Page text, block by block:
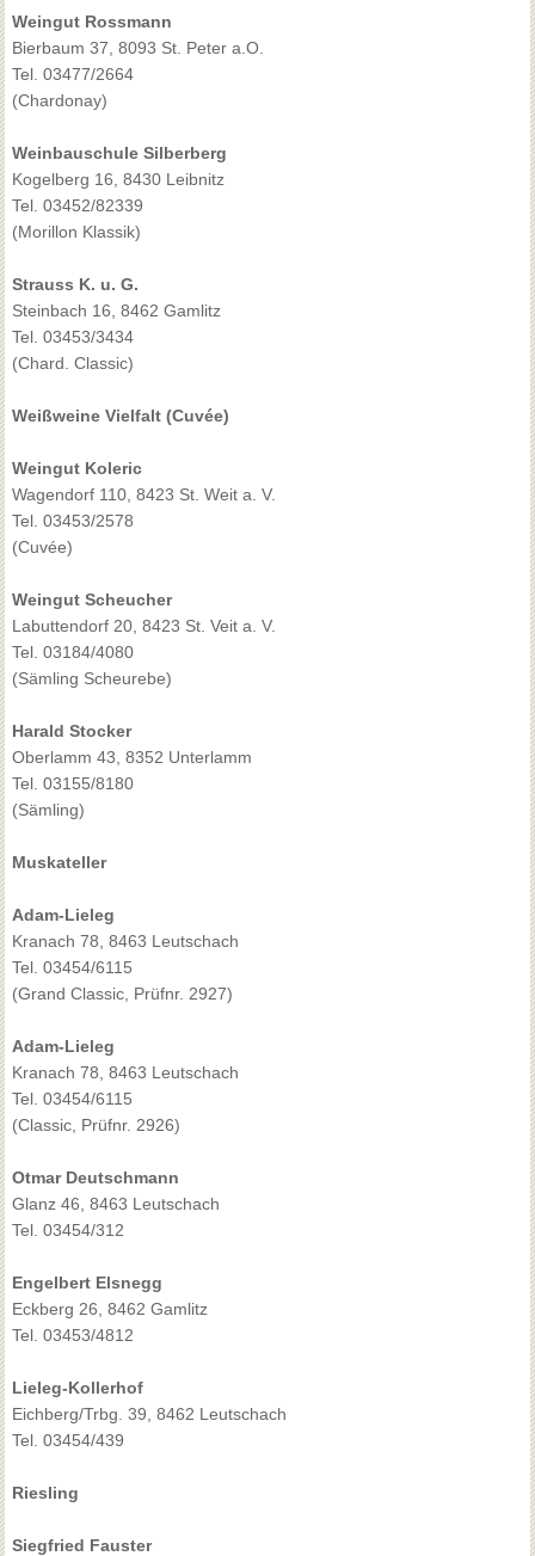
Weingut Rossmann
Bierbaum 37, 8093 St. Peter a.O.
Tel. 03477/2664
(Chardonay)
Weinbauschule Silberberg
Kogelberg 16, 8430 Leibnitz
Tel. 03452/82339
(Morillon Klassik)
Strauss K. u. G.
Steinbach 16, 8462 Gamlitz
Tel. 03453/3434
(Chard. Classic)
Weißweine Vielfalt (Cuvée)
Weingut Koleric
Wagendorf 110, 8423 St. Weit a. V.
Tel. 03453/2578
(Cuvée)
Weingut Scheucher
Labuttendorf 20, 8423 St. Veit a. V.
Tel. 03184/4080
(Sämling Scheurebe)
Harald Stocker
Oberlamm 43, 8352 Unterlamm
Tel. 03155/8180
(Sämling)
Muskateller
Adam-Lieleg
Kranach 78, 8463 Leutschach
Tel. 03454/6115
(Grand Classic, Prüfnr. 2927)
Adam-Lieleg
Kranach 78, 8463 Leutschach
Tel. 03454/6115
(Classic, Prüfnr. 2926)
Otmar Deutschmann
Glanz 46, 8463 Leutschach
Tel. 03454/312
Engelbert Elsnegg
Eckberg 26, 8462 Gamlitz
Tel. 03453/4812
Lieleg-Kollerhof
Eichberg/Trbg. 39, 8462 Leutschach
Tel. 03454/439
Riesling
Siegfried Fauster